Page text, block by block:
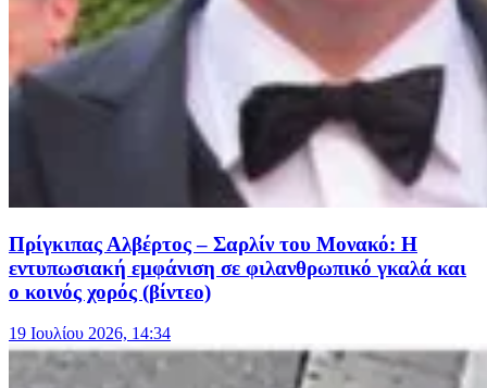
Πρίγκιπας Αλβέρτος – Σαρλίν του Μονακό: Η
εντυπωσιακή εμφάνιση σε φιλανθρωπικό γκαλά και
ο κοινός χορός (βίντεο)
19 Ιουλίου 2026, 14:34